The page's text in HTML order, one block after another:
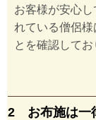
お客様が安心
れている僧侶
とを確認してお
2 お布施は一